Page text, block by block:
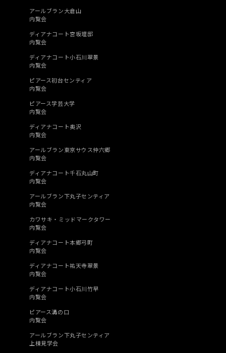
アールブラン大倉山
内覧会
ディアナコート宮坂壇邸
内覧会
ディアナコート小石川翠景
内覧会
ピアース初台センティア
内覧会
ピアース学芸大学
内覧会
ディアナコート奥沢
内覧会
アールブラン東京サウス仲六郷
内覧会
ディアナコート千石丸山町
内覧会
アールブラン下丸子センティア
内覧会
カワサキ・ミッドマークタワー
内覧会
ディアナコート本郷弓町
内覧会
ディアナコート祐天寺翠景
内覧会
ディアナコート小石川竹早
内覧会
ピアース溝の口
内覧会
アールブラン下丸子センティア
上棟見学会